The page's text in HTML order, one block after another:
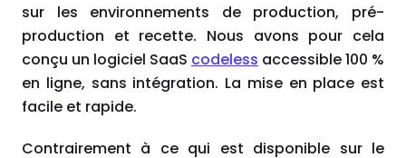
sur les environnements de production, pré-
production et recette. Nous avons pour cela
conçu un logiciel SaaS codeless accessible 100 %
en ligne, sans intégration. La mise en place est
facile et rapide.
Contrairement à ce qui est disponible sur le